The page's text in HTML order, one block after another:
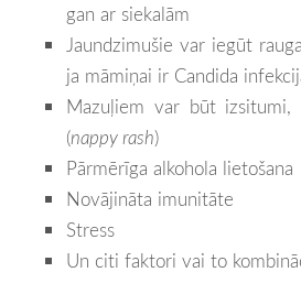
gan ar siekalām
Jaundzimušie var iegūt
ja māmiņai ir Candida
Mazuļiem var būt izsitumi,
(nappy rash)
Pārmērīga alkohola lietošana
Novājināta imunitāte
Stress
Un citi faktori vai to